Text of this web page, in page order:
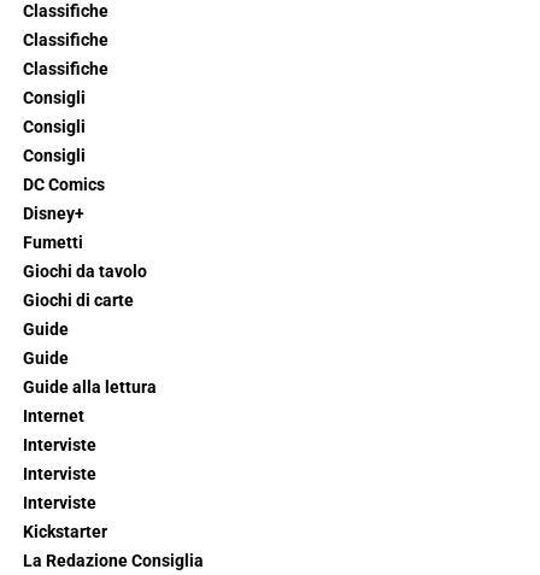
Classifiche
Classifiche
Classifiche
Consigli
Consigli
Consigli
DC Comics
Disney+
Fumetti
Giochi da tavolo
Giochi di carte
Guide
Guide
Guide alla lettura
Internet
Interviste
Interviste
Interviste
Kickstarter
La Redazione Consiglia